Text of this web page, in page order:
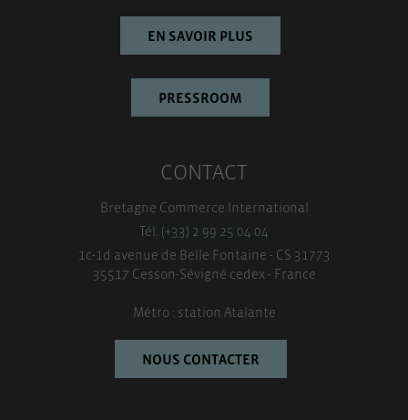
EN SAVOIR PLUS
PRESSROOM
CONTACT
Bretagne Commerce International
Tél. (+33) 2 99 25 04 04
1c-1d avenue de Belle Fontaine - CS 31773
35517 Cesson-Sévigné cedex - France
Métro : station Atalante
NOUS CONTACTER